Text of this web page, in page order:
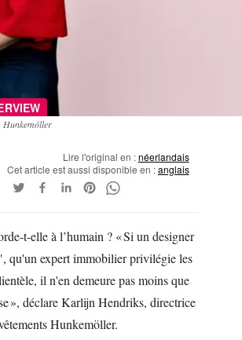
Hunkemöller
Lire l'original en :néerlandais
Cet article est aussi disponible en :anglais
t-elle à l’humain ? « Si un designer
qu'un expert immobilier privilégie les
il n'en demeure pas moins que
», déclare Karlijn Hendriks, directrice
Hunkemöller.